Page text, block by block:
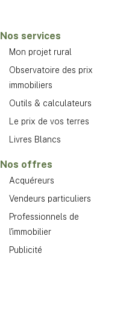
Nos services
Mon projet rural
Observatoire des prix
immobiliers
Outils & calculateurs
Le prix de vos terres
Livres Blancs
Nos offres
Acquéreurs
Vendeurs particuliers
Professionnels de
l'immobilier
Publicité